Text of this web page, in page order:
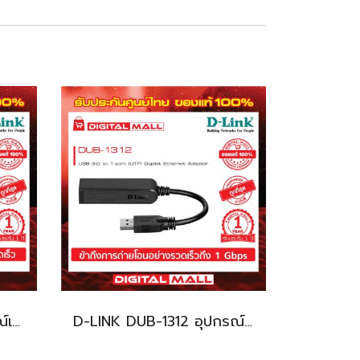
D-LINK DUB-H4 อุปกรณ์เชื่อมต่อสัญญาณ (USB Hub) D-LINK DUB-1312 อุปกรณ์เชื่อมต่อสัญญาณ (Ethernet Adapter )